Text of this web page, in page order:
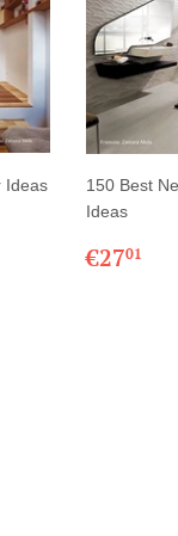
Ideas
150 Best
Ideas
PRIX
€2701